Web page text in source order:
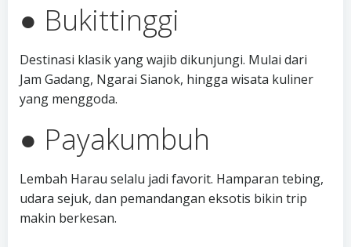
● Bukittinggi
Destinasi klasik yang wajib dikunjungi. Mulai dari
Jam Gadang, Ngarai Sianok, hingga wisata kuliner
yang menggoda.
● Payakumbuh
Lembah Harau selalu jadi favorit. Hamparan tebing,
udara sejuk, dan pemandangan eksotis bikin trip
makin berkesan.